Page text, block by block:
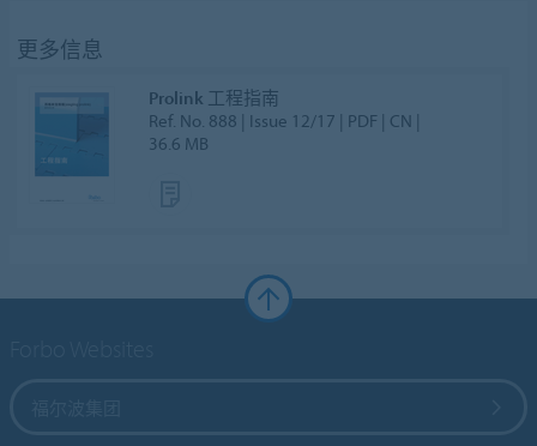
更多信息
Prolink 工程指南
Ref. No. 888 | Issue 12/17 | PDF | CN |
36.6 MB